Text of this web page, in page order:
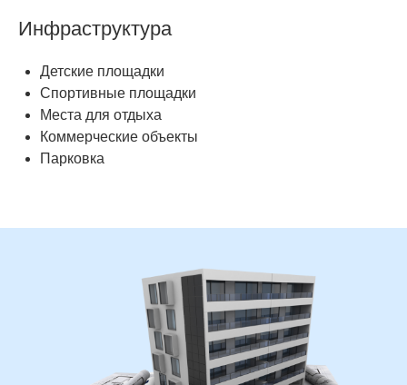
Инфраструктура
Детские площадки
Спортивные площадки
Места для отдыха
Коммерческие объекты
Парковка